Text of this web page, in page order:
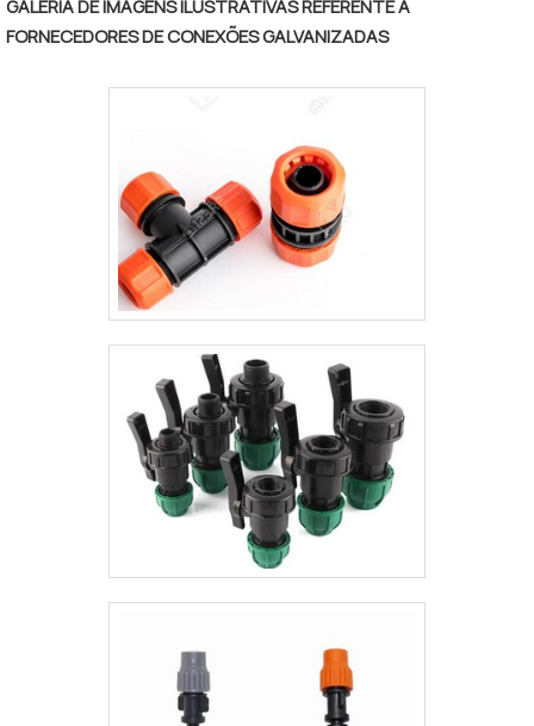
profissionais competentes e em
equipamentos inovadores. A PS
essência de trazer o melhor para os
parceiros.
GALERIA DE IMAGENS ILUSTRATIVAS REFERENTE A
FORNECEDORES DE CONEXÕES GALVANIZADAS